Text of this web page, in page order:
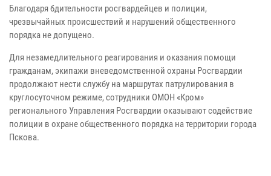
Благодаря бдительности росгвардейцев и полиции,
чрезвычайных происшествий и нарушений общественного
порядка не допущено.
Для незамедлительного реагирования и оказания помощи
гражданам, экипажи вневедомственной охраны Росгвардии
продолжают нести службу на маршрутах патрулирования в
круглосуточном режиме, сотрудники ОМОН «Кром»
регионального Управления Росгвардии оказывают содействие
полиции в охране общественного порядка на территории города
Пскова.